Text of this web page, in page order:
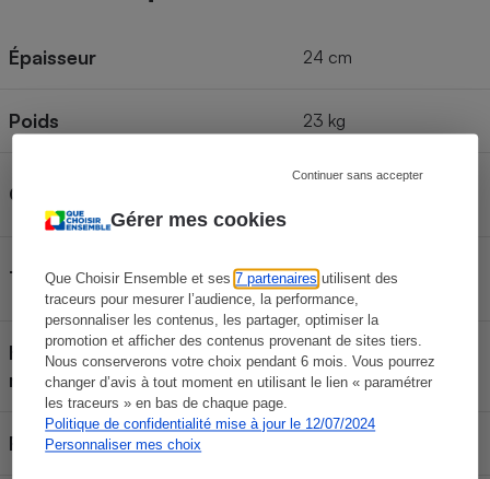
Gérer mes cookies
Que Choisir Ensemble et ses7 partenaires utilisent des
traceurs pour mesurer l’audience, la performance,
personnaliser les contenus, les partager, optimiser la
promotion et afficher des contenus provenant de sites tiers.
Nous conserverons votre choix pendant 6 mois. Vous pourrez
changer d’avis à tout moment en utilisant le lien « paramétrer
les traceurs » en bas de chaque page.
Politique de confidentialité mise à jour le 12/07/2024
Personnaliser mes choix
Continuer sans accepter
Épaisseur 24 cm
Poids 23 kg
Catégorie
Matelas à mémoire de
Type
Mousse +
Viscoélastique
Housse retirable et lavable en
machine
Oui
Face été/face hiver